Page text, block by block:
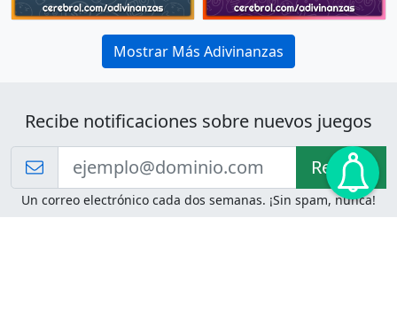
Mostrar Más Adivinanzas
Recibe notificaciones sobre nuevos juegos
Recibir!
Un correo electrónico cada dos semanas. ¡Sin spam, nunca!